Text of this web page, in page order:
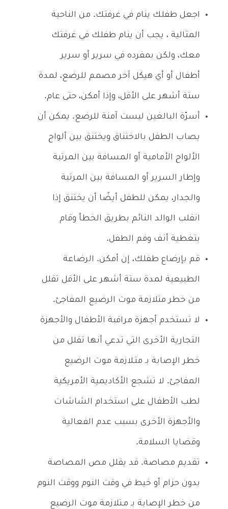
اجعل طفلك ينام في غرفتك. من الناحية
المثالية ، يجب أن ينام طفلك في غرفتك
معك، ولكن بمفرده في سرير أو سرير
أطفال أو أي هيكل آخر مصمم للرضع، لمدة
ستة أشهر على الأقل، وإذا أمكن، حتى عام.
أسرّة البالغين ليست آمنة للرضع. يمكن أن
يصاب الطفل بالاختناق ويختنق بين ألواح
الألواح الأمامية أو المسافة بين المرتبة
وإطار السرير أو المسافة بين المرتبة
والجدار، يمكن للطفل أيضًا أن يختنق إذا
انقلب الوالد النائم بطريق الخطأ وقام
بتغطية أنف وفم الطفل.
قم بإرضاع طفلك، إن أمكن. الرضاعة
الطبيعية لمدة ستة أشهر على الأقل تقلل
من خطر متلازمة موت الرضيع المفاجئ.
لا تستخدم أجهزة مراقبة الأطفال والأجهزة
التجارية الأخرى التي تدعي أنها تقلل من
خطر الإصابة بـ متـلازمة موت الرضيع
المفاجئ. لا تشجع الأكاديمية الأمريكية
لطب الأطفال على استخدام الشاشات
والأجهزة الأخرى بسبب عدم الفعالية
وقضايا السلامة.
تقديم مصاصة. قد يقلل مص المصاصة
بدون حزام أو خيط في وقت النوم ووقت النوم
من خطر الإصابة بـ مـتلازمة موت الرضيع